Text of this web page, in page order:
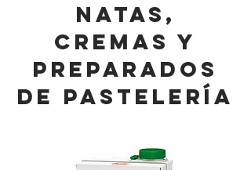
Natas,
cremas y
preparados
de pastelería